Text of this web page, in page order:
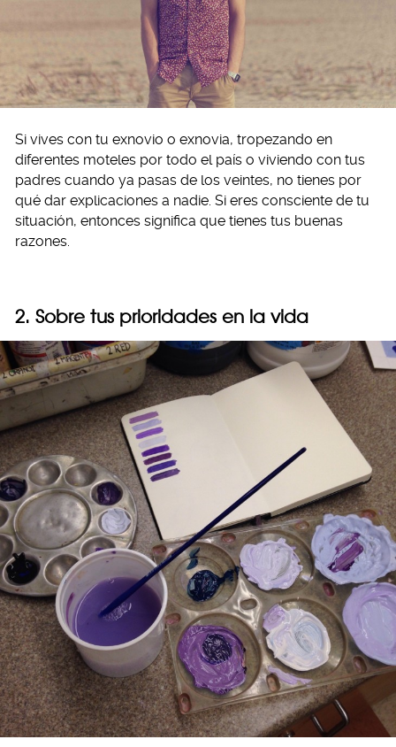
Si vives con tu exnovio o exnovia, tropezando en
diferentes moteles por todo el país o viviendo con tus
padres cuando ya pasas de los veintes, no tienes por
qué dar explicaciones a nadie. Si eres consciente de tu
situación, entonces significa que tienes tus buenas
razones.
2. Sobre tus prioridades en la vida